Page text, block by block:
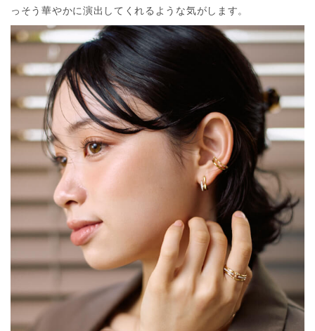
っそう華やかに演出してくれるような気がします。